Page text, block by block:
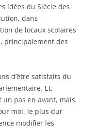
idées du Siècle des
dans
de locaux scolaires
principalement des
d’être satisfaits du
Et,
pas en avant, mais
moi, le plus dur
modifier les